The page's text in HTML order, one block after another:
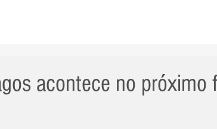
acontece no próximo